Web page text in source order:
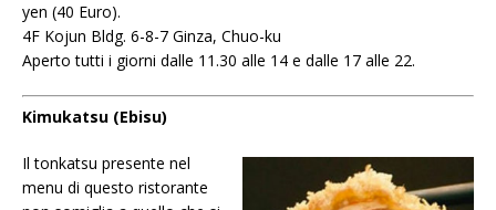
yen (40 Euro).
4F Kojun Bldg. 6-8-7 Ginza, Chuo-ku
Aperto tutti i giorni dalle 11.30 alle 14 e dalle 17 alle 22.
Kimukatsu (Ebisu)
Il tonkatsu presente nel
menu di questo ristorante